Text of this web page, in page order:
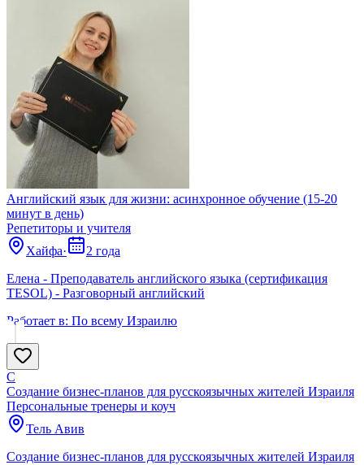
Английский язык для жизни: асинхронное обучение (15-20
минут в день)
Репетиторы и учителя
Хайфа·
2 года
Елена - Преподаватель английского языка (сертификация
TESOL) - Разговорный английский
Работает в: По всему Израилю
С
Создание бизнес-планов для русскоязычных жителей Израиля
Персональные тренеры и коуч
Тель Авив
Создание бизнес-планов для русскоязычных жителей Израиля